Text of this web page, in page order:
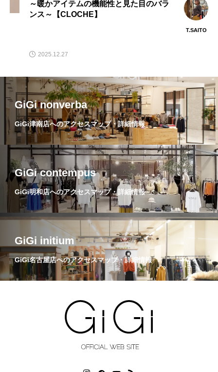
～今季もやっぱり”ベスト”が
【vivapresto】
GiGi nonverba
GiGi津南店へのアクセスマップ・詳細情報
GiGi contempus
GiGi明和店へのアクセスマップ・詳細情報
GiGi initium
GiGi名古屋店へのアクセスマップ・詳細情報